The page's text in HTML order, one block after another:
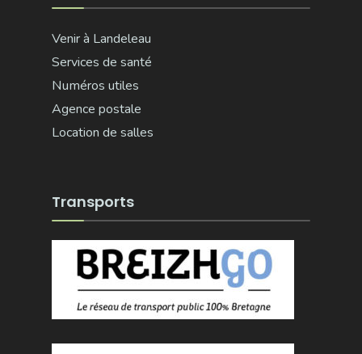
Venir à Landeleau
Services de santé
Numéros utiles
Agence postale
Location de salles
Transports